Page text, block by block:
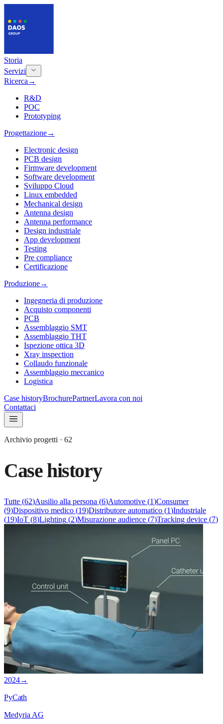
Storia
Servizi
Ricerca →
R&D
POC
Prototyping
Progettazione→
Electronic design
PCB design
Firmware development
Software development
Sviluppo Cloud
Linux embedded
Mechanical design
Antenna design
Antenna performance
Design industriale
App development
Testing
Pre compliance
Certificazione
Produzione→
Ingegneria di produzione
Acquisto componenti
PCB
Assemblaggio SMT
Assemblaggio THT
Ispezione ottica 3D
Xray inspection
Collaudo funzionale
Assemblaggio meccanico
Logistica
Case historyBrochurePartnerLavora con noi
Contattaci
Archivio progetti · 62
Case history
Tutte (62)Ausilio alla persona (6)Automotive (1)Consumer
(9)Dispositivo medico (19)Distributore automatico (1)Industriale
(19)IoT (8)Lighting (2)Misurazione audience (7)Tracking device (7)
2024→
PyCath
Medyria AG